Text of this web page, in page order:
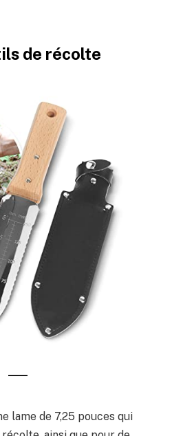
de récolte
lame de 7,25 pouces qui